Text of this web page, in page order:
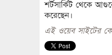
শর্টসার্কিট থেকে
করেছেন।
এই ওয়েব সাইটের